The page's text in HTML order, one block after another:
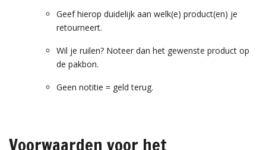
Geef hierop duidelijk aan welk(e) product(en) je
retourneert.
Wil je ruilen? Noteer dan het gewenste product op
de pakbon.
Geen notitie = geld terug.
Voorwaarden voor het